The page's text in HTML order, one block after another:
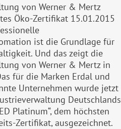
von Werner & Mertz
Öko-Zertifikat 15.01.2015
ist die Grundlage für
Und das zeigt die
von Werner & Mertz in
für die Marken Erdal und
Unternehmen wurde jetzt
Deutschlands
Platinum“, dem höchsten
Zertifikat, ausgezeichnet.